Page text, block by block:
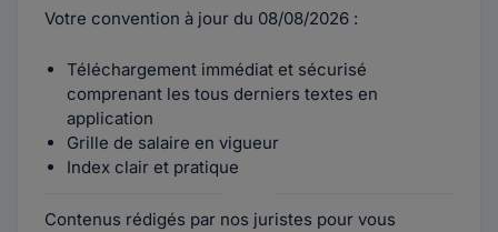
Votre convention à jour du 08/08/2026 :
Téléchargement immédiat et sécurisé
comprenant les tous derniers textes en
application
Grille de salaire en vigueur
Index clair et pratique
Contenus rédigés par nos juristes pour vous